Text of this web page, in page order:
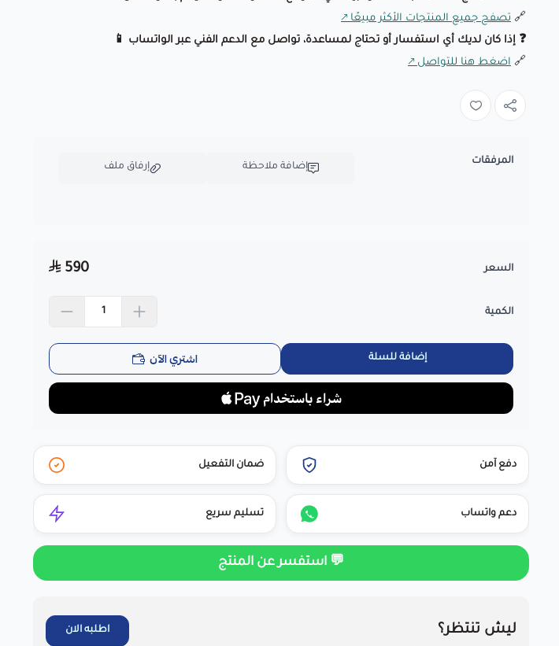
🔗 تصفح جميع المنتجات الأكثر مبيعًا
❓ إذا كان لديك أي استفسار أو تحتاج لمساعدة، تواصل مع الدعم الفني عبر الواتساب 📱
🔗 اضغط هنا للتواصل
المرفقات إضافة ملاحظة إرفاق ملف
السعر 590
الكمية
إضافة للسلة اشتري الآن
دفع آمن ضمان التفعيل
دعم واتساب تسليم سريع
💬 استفسر عن المنتج
ليش تنتظر؟ اطلبه الان